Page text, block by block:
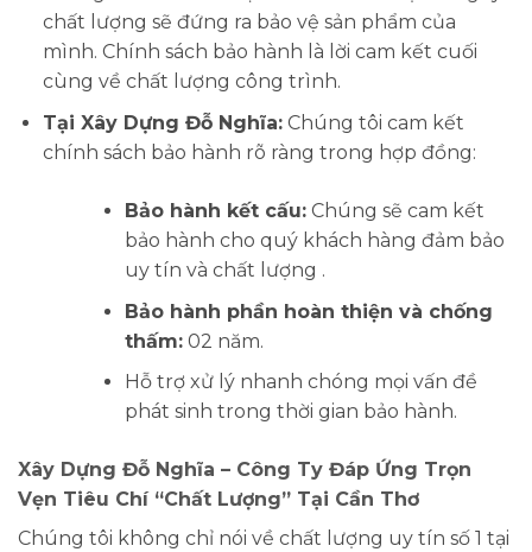
chất lượng sẽ đứng ra bảo vệ sản phẩm của
mình. Chính sách bảo hành là lời cam kết cuối
cùng về chất lượng công trình.
Tại Xây Dựng Đỗ Nghĩa:Chúng tôi cam kết
chính sách bảo hành rõ ràng trong hợp đồng:
Bảo hành kết cấu:Chúng sẽ cam kết
bảo hành cho quý khách hàng đảm bảo
uy tín và chất lượng .
Bảo hành phần hoàn thiện và chống
thấm:02 năm.
Hỗ trợ xử lý nhanh chóng mọi vấn đề
phát sinh trong thời gian bảo hành.
Xây Dựng Đỗ Nghĩa – Công Ty Đáp Ứng Trọn
Vẹn Tiêu Chí “Chất Lượng” Tại Cần Thơ
Chúng tôi không chỉ nói về chất lượng uy tín số 1 tại